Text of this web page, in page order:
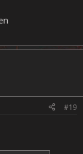
am
weiße
die 120cm
und
#19